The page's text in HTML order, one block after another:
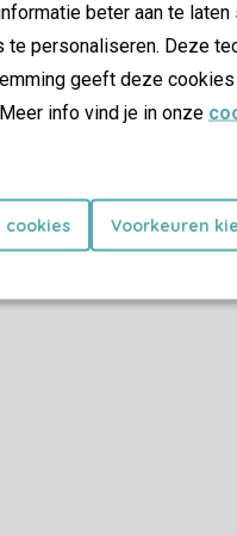
beter aan te laten
personaliseren. Deze
geeft deze cookies
info vind je in onze
cookies Voorkeuren